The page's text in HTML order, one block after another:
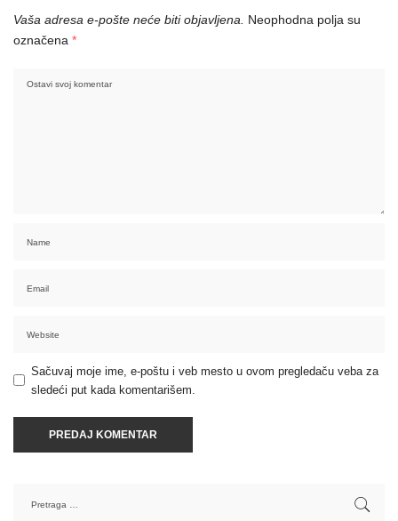
Vaša adresa e-pošte neće biti objavljena.
Neophodna polja su
označena *
Sačuvaj moje ime, e-poštu i veb mesto u ovom pregledaču veba za
sledeći put kada komentarišem.